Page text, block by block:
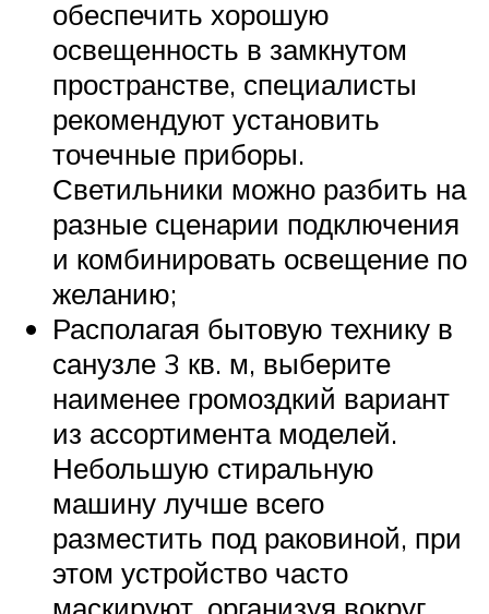
обеспечить хорошую
освещенность в замкнутом
пространстве, специалисты
рекомендуют установить
точечные приборы.
Светильники можно разбить на
разные сценарии подключения
и комбинировать освещение по
желанию;
Располагая бытовую технику в
санузле 3 кв. м, выберите
наименее громоздкий вариант
из ассортимента моделей.
Небольшую стиральную
машину лучше всего
разместить под раковиной, при
этом устройство часто
маскируют, организуя вокруг